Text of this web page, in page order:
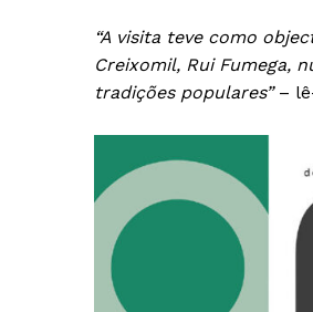
“A visita teve como
Creixomil, Rui Fumega,
tradições populares”–